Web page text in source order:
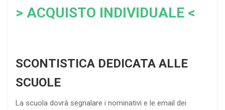
> ACQUISTO INDIVIDUALE <
SCONTISTICA DEDICATA ALLE
SCUOLE
La scuola dovrà segnalare i nominativi e le email dei